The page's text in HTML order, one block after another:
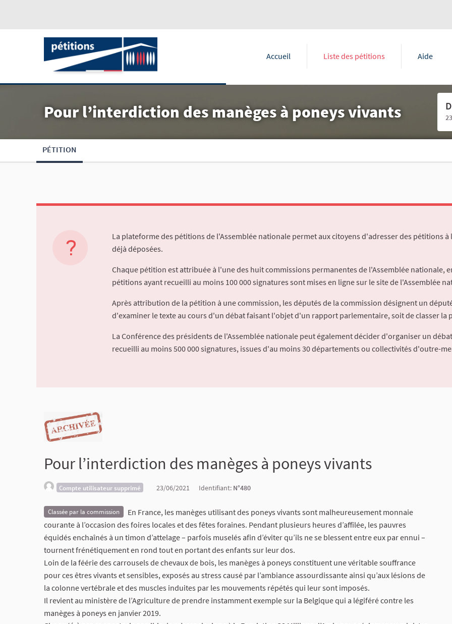
Accueil Liste des pétitions Aide
Pour l’interdiction des manèges à poneys vivants
PÉTITION
La plateforme des pétitions de l'Assemblée nationale permet aux citoyens d'adresser des pétitions
déjà déposées.
Chaque pétition est attribuée à l'une des huit commissions permanentes de l'Assemblée nationale,
pétitions ayant recueilli au moins 100 000 signatures sont mises en ligne sur le site de l'Assemblée
Après attribution de la pétition à une commission, les députés de la commission désignent un
d'examiner le texte au cours d'un débat faisant l'objet d'un rapport parlementaire, soit de classer la
La Conférence des présidents de l'Assemblée nationale peut également décider d'organiser un
recueilli au moins 500 000 signatures, issues d'au moins 30 départements ou collectivités d'outre-
Pour l’interdiction des manèges à poneys vivants
Compte utilisateur supprimé 23/06/2021 Identifiant: N°480
Classée par la commission
En France, les manèges utilisant des poneys vivants sont malheureusement monnaie
courante à l’occasion des foires locales et des fêtes foraines. Pendant plusieurs heures d’affilée, les pauvres
équidés enchaînés à un timon d’attelage – parfois muselés afin d’éviter qu’ils ne se blessent entre eux par ennui –
tournent frénétiquement en rond tout en portant des enfants sur leur dos.
Loin de la féérie des carrousels de chevaux de bois, les manèges à poneys constituent une véritable souffrance
pour ces êtres vivants et sensibles, exposés au stress causé par l’ambiance assourdissante ainsi qu’aux lésions de
la colonne vertébrale et des muscles induites par les mouvements répétés qui leur sont imposés.
Il revient au ministère de l’Agriculture de prendre instamment exemple sur la Belgique qui a légiféré contre les
manèges à poneys en janvier 2019.